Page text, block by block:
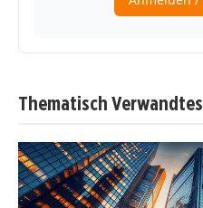
Thematisch Verwandtes